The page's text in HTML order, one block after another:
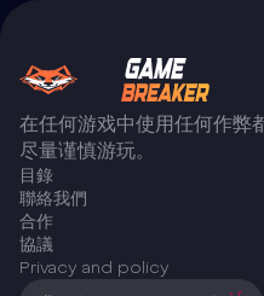
在任何游戏中使用任何作弊
尽量谨慎游玩。
目錄
聯絡我們
合作
協議
Privacy and policy